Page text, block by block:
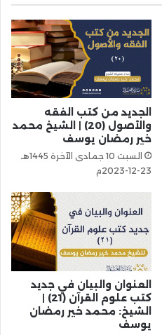
الجديد من كتب الفقه
والأصول (20) | الشيخ محمد
خير رمضان يوسف
السبت 10 جمادى الآخرة 1445هـ
23-12-2023م
العنوان والبيان في جديد
كتب علوم القرآن (21) |
الشيخ: محمد خير رمضان
يوسف